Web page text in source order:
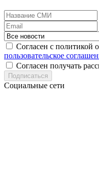
Согласен с политикой
пользовательское
Согласен получать
Подписаться
Социальные сети